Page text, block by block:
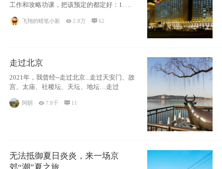
工作和攻略功课，把该预定的都定好：1. 酒
飞翔的蜡笔小新 2.8万 62
走过北京
2021年，我曾经--走过北京...走过天安门、故
宫、太庙、社稷坛、天坛、地坛…走过
阿眀 7.8千  11
无法抵御夏日炎炎，来一场京